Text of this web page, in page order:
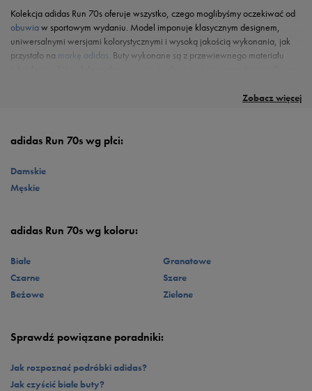
Zobacz więcej
Kolekcja adidas Run 70s oferuje wszystko, czego moglibyśmy oczekiwać od
obuwiaw sportowym wydaniu. Model imponuje klasycznym designem,
uniwersalnymi wersjami kolorystycznymi i wysoką jakością wykonania, jak
przystało na markę adidas. Buty wykonane są z przewiewnego materiału
sprawia, że but jest lekki, co również ma niemały wpływ na ogólny komfort
znanej fanom sportowego obuwia
negatywnymi skutkami nadmiernych obciążeń. Poziom wygody podnosi też
stabilności na różnych rodzajach nawierzchni.
kupisz w różnorodnych kolorystykach dla kobiet i mężczyzn. W tej serii
Poszczególne kolorystyki z łatwością zestawimy z różnymi elementami
adidas Run 70s wg płci:
Damskie
Męskie
adidas Run 70s wg koloru:
Białe
Czarne
Beżowe
Granatowe
Szare
Zielone
Sprawdź powiązane poradniki:
Jak rozpoznać podróbki adidas?
Jak czyścić białe buty?